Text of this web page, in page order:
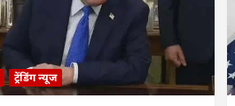
ट्रेंडिंग न्यूज